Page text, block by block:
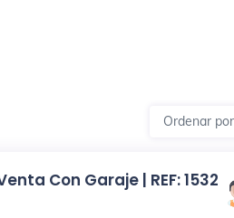
Ordenar por
Con Garaje | REF: 1532